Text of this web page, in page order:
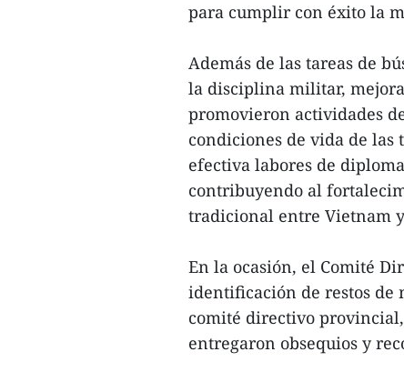
para cumplir con éxito la
Además de las tareas de
la disciplina militar,
promovieron actividades
condiciones de vida de
efectiva labores de
contribuyendo al
tradicional entre Vietnam
En la ocasión, el Comité
identificación de restos
comité directivo
entregaron obsequios y